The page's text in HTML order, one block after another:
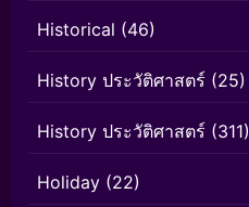
Historical (46)
History ประวัติศาสตร์ (25)
History ประวัติศาสตร์ (311)
Holiday (22)